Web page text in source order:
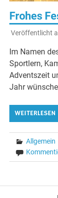
Frohes
Veröffentlicht
Im Namen
Sportlern,
Adventszeit
Jahr
WEITERLESEN
Allgemein